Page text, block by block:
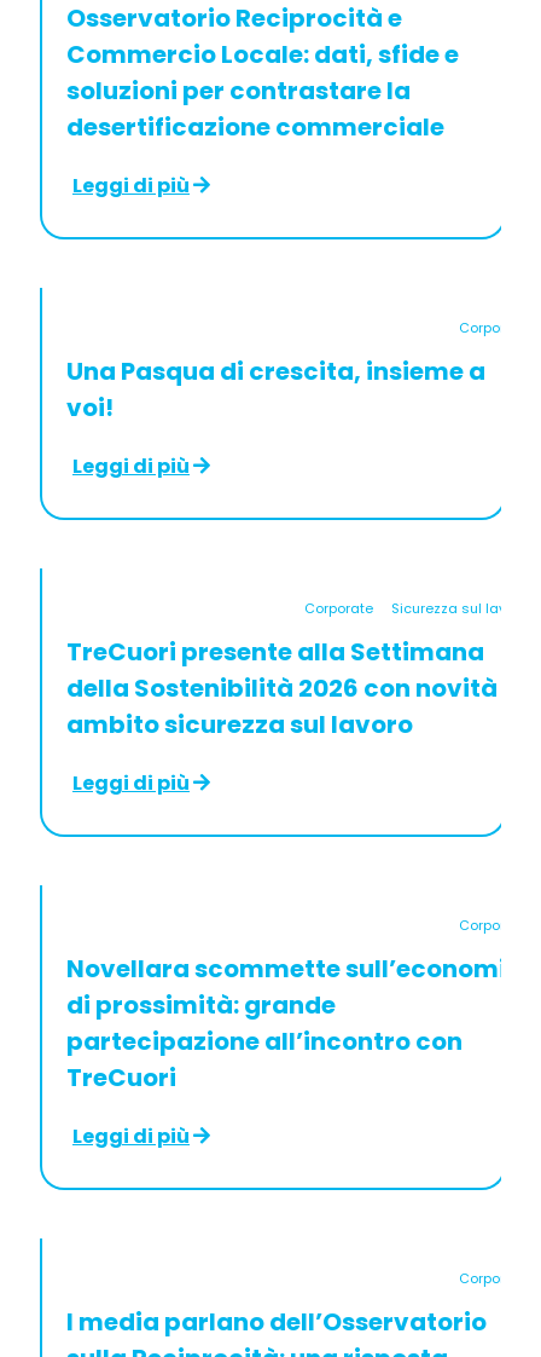
Osservatorio Reciprocità e
Commercio Locale: dati, sfide e
soluzioni per contrastare la
desertificazione commerciale
Leggi di più
Corporate
Una Pasqua di crescita, insieme a
voi!
Leggi di più
Corporate Sicurezza sul lavoro
TreCuori presente alla Settimana
della Sostenibilità 2026 con novità in
ambito sicurezza sul lavoro
Leggi di più
Corporate
Novellara scommette sull’economia
di prossimità: grande
partecipazione all’incontro con
TreCuori
Leggi di più
Corporate
I media parlano dell’Osservatorio